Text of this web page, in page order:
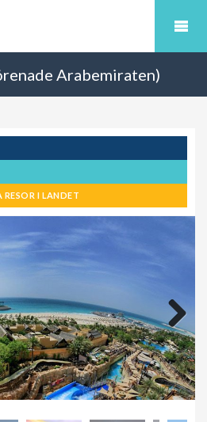
Arabemiraten)
RESOR I LANDET
Next